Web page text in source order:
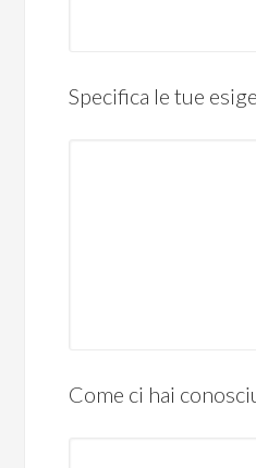
Specifica le tue
Come ci hai